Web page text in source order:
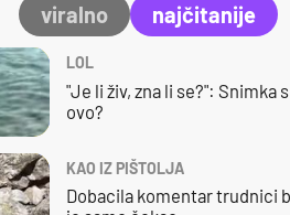
viralno najčitanije
LOL
"Je li živ, zna li se?": Snimka
ovo?
KAO IZ PIŠTOLJA
Dobacila komentar trudnici